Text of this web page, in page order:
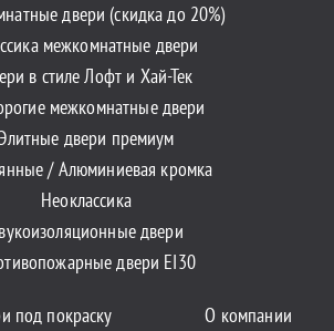
двери (скидка до 20%)
межкомнатные двери
в стиле Лофт и Хай-Тек
межкомнатные двери
двери премиум
/ Алюминиевая кромка
Неоклассика
двери
двери EI30
под покраску
О компании